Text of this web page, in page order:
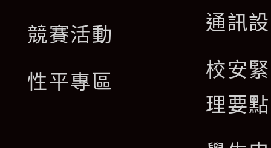
競賽活動
性平專區
通訊
校安
理要點